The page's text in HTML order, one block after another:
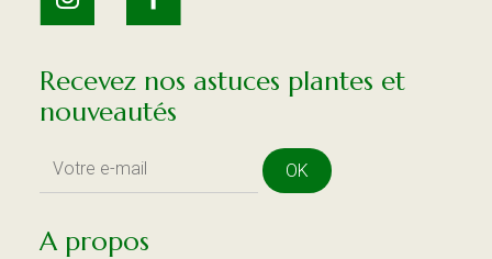
Recevez nos astuces plantes et
nouveautés
OK
A propos